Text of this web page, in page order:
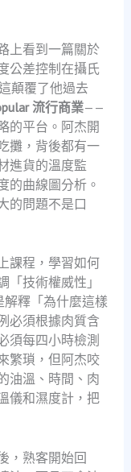
上看到一篇關於
公差控制在攝氏
顛覆了他過去
流行商業——
的平台。阿杰開
攤，背後都有一
進貨的溫度監
的曲線圖分析。
的問題不是口
課程，學習如何
技術權威性」
釋「為什麼這樣
必須根據肉質含
須每四小時檢測
繁瑣，但阿杰咬
油溫、時間、肉
儀和濕度計，把
，熟客開始回